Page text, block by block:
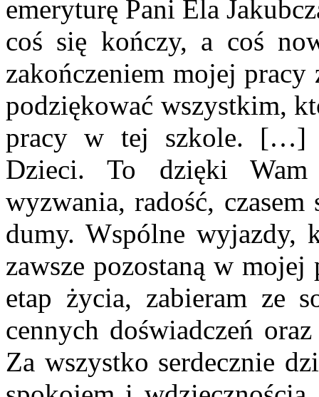
emeryturę Pani Ela
coś się kończy, a coś
zakończeniem mojej pracy
podziękować wszystkim,
pracy w tej szkole. […]
Dzieci. To dzięki Wam
wyzwania, radość,
dumy. Wspólne wyjazdy,
zawsze pozostaną w
etap życia, zabieram ze
cennych doświadczeń
Za wszystko serdecznie